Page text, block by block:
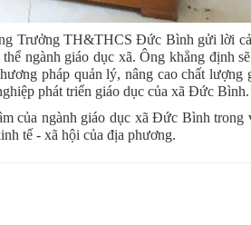
Trưởng TH&THCS Đức Bình gửi lời
ngành giáo dục xã. Ông khẳng định
pháp quản lý, nâng cao chất lượng
phát triển giáo dục của xã Đức Bình.
của ngành giáo dục xã Đức Bình trong
tế - xã hội của địa phương.